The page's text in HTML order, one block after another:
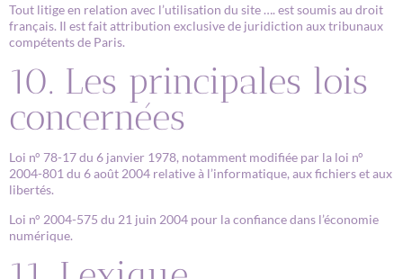
Tout litige en relation avec l’utilisation du site …. est soumis au droit
français. Il est fait attribution exclusive de juridiction aux tribunaux
compétents de Paris.
10. Les principales lois
concernées
Loi n° 78-17 du 6 janvier 1978, notamment modifiée par la loi n°
2004-801 du 6 août 2004 relative à l’informatique, aux fichiers et aux
libertés.
Loi n° 2004-575 du 21 juin 2004 pour la confiance dans l’économie
numérique.